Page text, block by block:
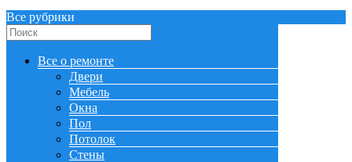
Все рубрики
Все о ремонте
Двери
Мебель
Окна
Пол
Потолок
Стены